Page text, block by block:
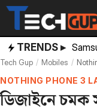
Skip
content
TRENDS ▸
Tech Gup Mobiles
NOTHING PHONE 3
ডিজাইনে চমক